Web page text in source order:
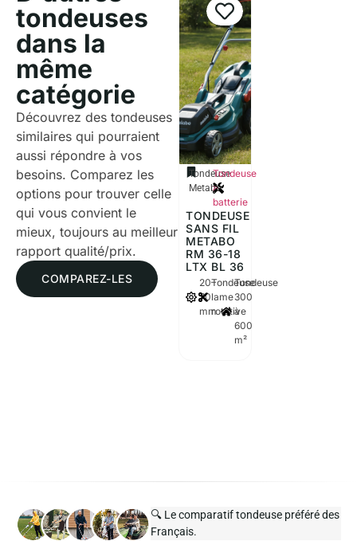
tondeuses
dans la
même
catégorie
Découvrez des tondeuses
similaires qui pourraient
aussi répondre à vos
besoins. Comparez les
options pour trouver celle
qui vous convient le
mieux, toujours au meilleur
rapport qualité/prix.
COMPAREZ-LES
Tondeuse
Metabo
Tondeuse
à
batterie
TONDEUSE
SANS FIL
METABO
RM 36-18
LTX BL 36
20–
70
mm
Tondeuse
lame
rotative
Tondeuse
300
à
600
m²
🔍 Le comparatif tondeuse préféré des
Français.